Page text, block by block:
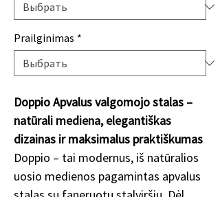
Prailginimas *
Doppio Apvalus valgomojo stalas –
natūrali mediena, elegantiškas
dizainas ir maksimalus praktiškumas
Doppio – tai modernus, iš natūralios
uosio medienos pagamintas apvalus